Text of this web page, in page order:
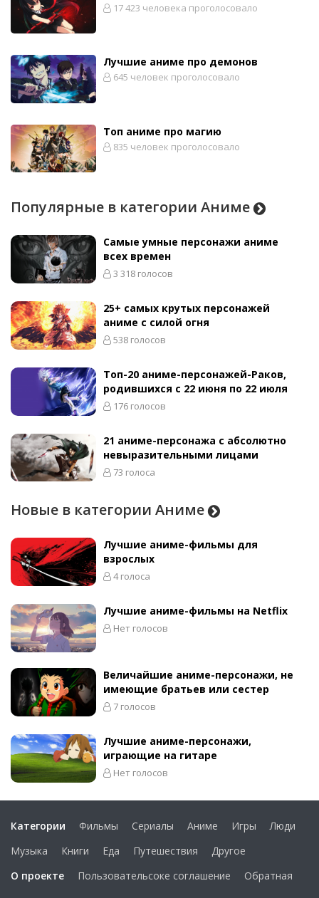
17 423 человека проголосовало
Лучшие аниме про демонов
645 человек проголосовало
Топ аниме про магию
835 человек проголосовало
Популярные в категории Аниме
Самые умные персонажи аниме
всех времен
3 318 голосов
25+ самых крутых персонажей
аниме с силой огня
538 голосов
Топ-20 аниме-персонажей-Раков,
родившихся с 22 июня по 22 июля
176 голосов
21 аниме-персонажа с абсолютно
невыразительными лицами
73 голоса
Новые в категории Аниме
Лучшие аниме-фильмы для
взрослых
4 голоса
Лучшие аниме-фильмы на Netflix
Нет голосов
Величайшие аниме-персонажи, не
имеющие братьев или сестер
7 голосов
Лучшие аниме-персонажи,
играющие на гитаре
Нет голосов
Категории Фильмы Сериалы Аниме Игры
Люди
Музыка
Книги Еда Путешествия
Другое
О проекте
Пользовательсоке соглашение
Обратная